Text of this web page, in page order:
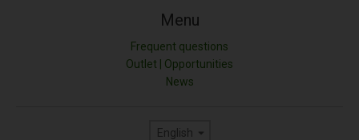
Menu
Frequent questions
Outlet | Opportunities
News
Language
English